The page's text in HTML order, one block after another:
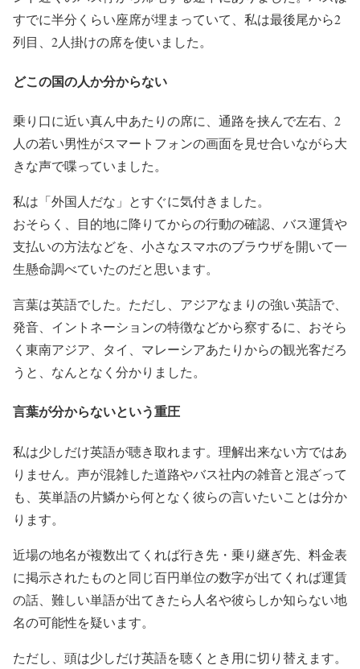
すでに半分くらい座席が埋まっていて、私は最後尾から2
列目、2人掛けの席を使いました。
どこの国の人か分からない
乗り口に近い真ん中あたりの席に、通路を挟んで左右、2
人の若い男性がスマートフォンの画面を見せ合いながら大
きな声で喋っていました。
私は「外国人だな」とすぐに気付きました。
おそらく、目的地に降りてからの行動の確認、バス運賃や
支払いの方法などを、小さなスマホのブラウザを開いて一
生懸命調べていたのだと思います。
言葉は英語でした。ただし、アジアなまりの強い英語で、
発音、イントネーションの特徴などから察するに、おそら
く東南アジア、タイ、マレーシアあたりからの観光客だろ
うと、なんとなく分かりました。
言葉が分からないという重圧
私は少しだけ英語が聴き取れます。理解出来ない方ではあ
りません。声が混雑した道路やバス社内の雑音と混ざって
も、英単語の片鱗から何となく彼らの言いたいことは分か
ります。
近場の地名が複数出てくれば行き先・乗り継ぎ先、料金表
に掲示されたものと同じ百円単位の数字が出てくれば運賃
の話、難しい単語が出てきたら人名や彼らしか知らない地
名の可能性を疑います。
ただし、頭は少しだけ英語を聴くとき用に切り替えます。